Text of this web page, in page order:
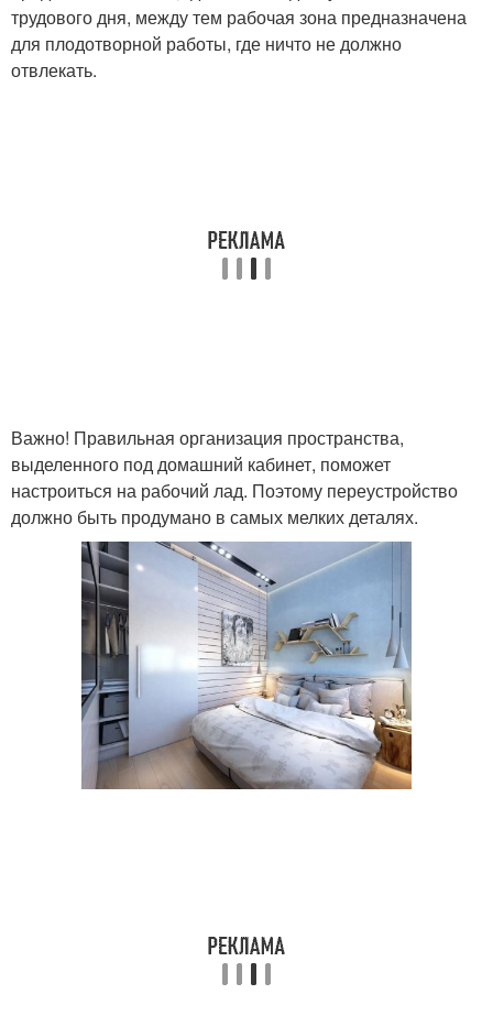
трудового дня, между тем рабочая зона предназначена
для плодотворной работы, где ничто не должно
отвлекать.
Важно! Правильная организация пространства,
выделенного под домашний кабинет, поможет
настроиться на рабочий лад. Поэтому переустройство
должно быть продумано в самых мелких деталях.